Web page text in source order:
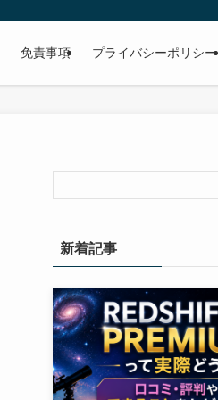
免責事項 プライバシーポリシー
新着記事